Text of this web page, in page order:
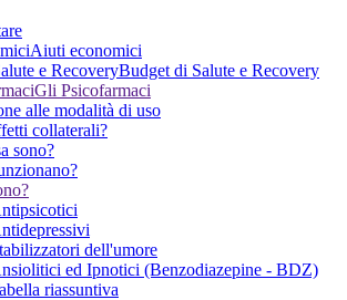
Aiuti economici
Budget di Salute e Recovery
Gli Psicofarmaci
alle modalità di uso
collaterali?
sono?
dell'umore
ed Ipnotici (Benzodiazepine - BDZ)
riassuntiva